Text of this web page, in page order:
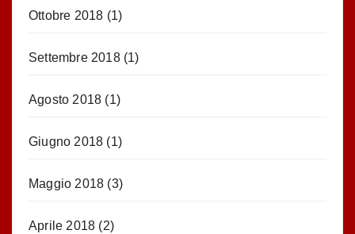
Ottobre 2018 (1)
Settembre 2018(1)
Agosto 2018 (1)
Giugno 2018 (1)
Maggio 2018 (3)
Aprile 2018 (2)